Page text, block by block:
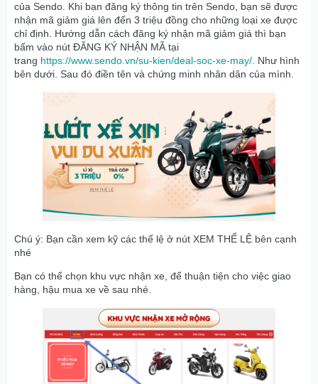
của Sendo. Khi bạn đăng ký thông tin trên Sendo, bạn sẽ được
nhận mã giảm giá lên đến 3 triệu đồng cho những loại xe được
chỉ định. Hướng dẫn cách đăng ký nhận mã giảm giá thì bạn
bấm vào nút ĐĂNG KÝ NHẬN MÃ tại
trang https://www.sendo.vn/su-kien/deal-soc-xe-may/ . Như hình
bên dưới. Sau đó điền tên và chứng minh nhân dân của mình.
Chú ý: Bạn cần xem kỹ các thể lệ ở nút XEM THỂ LỆ bên cạnh
nhé
Bạn có thể chọn khu vực nhận xe, để thuận tiện cho việc giao
hàng, hậu mua xe về sau nhé.